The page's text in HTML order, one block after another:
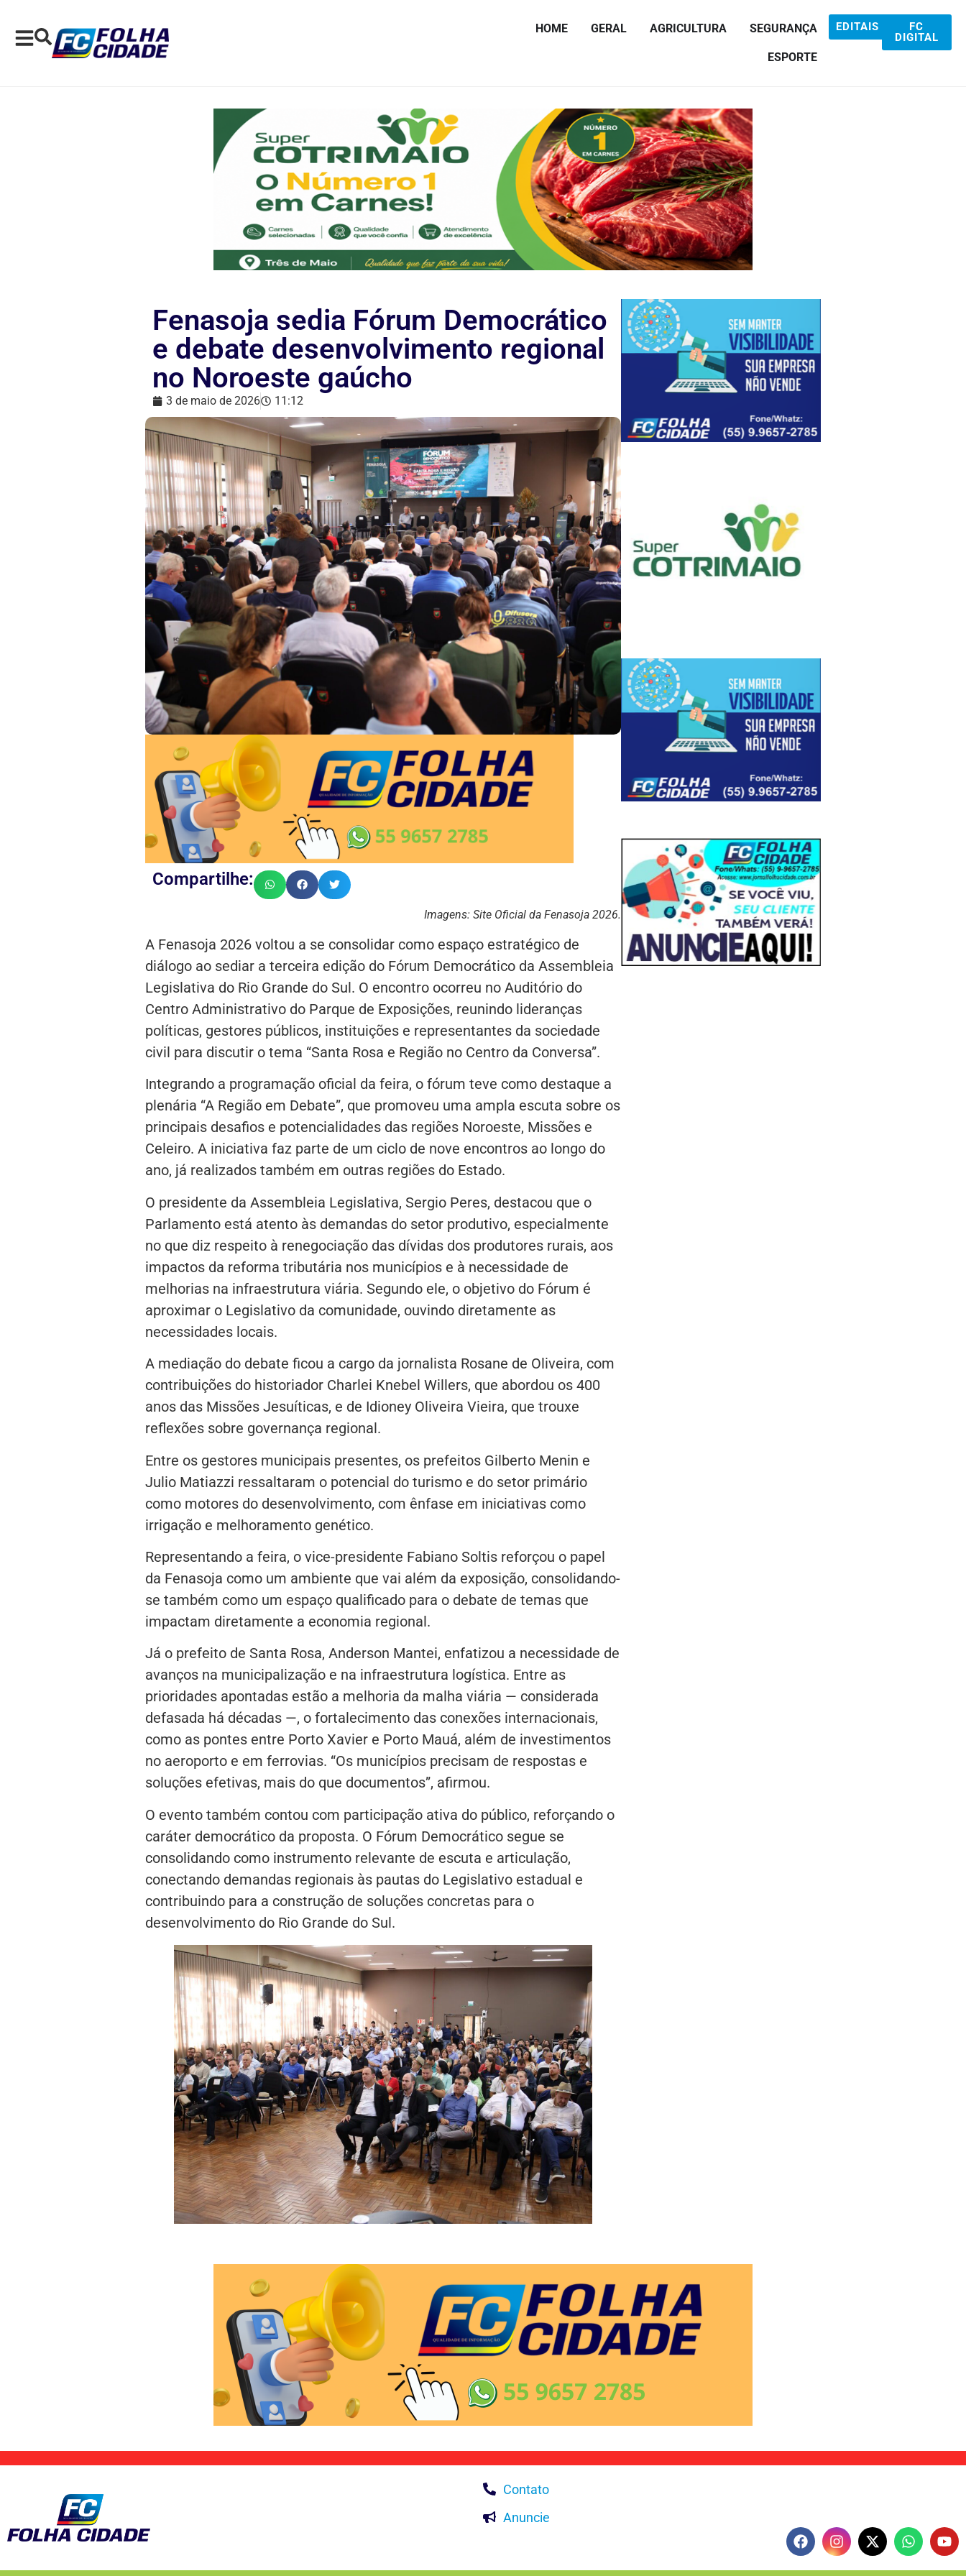
HOME GERAL AGRICULTURA SEGURANÇA
ESPORTE
EDITAIS
FC
DIGITAL
Fenasoja sedia Fórum Democrático
e debate desenvolvimento regional
no Noroeste gaúcho
3 de maio de 2026 11:12
Compartilhe:
Imagens: Site Oficial da Fenasoja 2026.
A Fenasoja 2026 voltou a se consolidar como espaço estratégico de
diálogo ao sediar a terceira edição do Fórum Democrático da Assembleia
Legislativa do Rio Grande do Sul. O encontro ocorreu no Auditório do
Centro Administrativo do Parque de Exposições, reunindo lideranças
políticas, gestores públicos, instituições e representantes da sociedade
civil para discutir o tema “Santa Rosa e Região no Centro da Conversa”.
Integrando a programação oficial da feira, o fórum teve como destaque a
plenária “A Região em Debate”, que promoveu uma ampla escuta sobre os
principais desafios e potencialidades das regiões Noroeste, Missões e
Celeiro. A iniciativa faz parte de um ciclo de nove encontros ao longo do
ano, já realizados também em outras regiões do Estado.
O presidente da Assembleia Legislativa, Sergio Peres, destacou que o
Parlamento está atento às demandas do setor produtivo, especialmente
no que diz respeito à renegociação das dívidas dos produtores rurais, aos
impactos da reforma tributária nos municípios e à necessidade de
melhorias na infraestrutura viária. Segundo ele, o objetivo do Fórum é
aproximar o Legislativo da comunidade, ouvindo diretamente as
necessidades locais.
A mediação do debate ficou a cargo da jornalista Rosane de Oliveira, com
contribuições do historiador Charlei Knebel Willers, que abordou os 400
anos das Missões Jesuíticas, e de Idioney Oliveira Vieira, que trouxe
reflexões sobre governança regional.
Entre os gestores municipais presentes, os prefeitos Gilberto Menin e
Julio Matiazzi ressaltaram o potencial do turismo e do setor primário
como motores do desenvolvimento, com ênfase em iniciativas como
irrigação e melhoramento genético.
Representando a feira, o vice-presidente Fabiano Soltis reforçou o papel
da Fenasoja como um ambiente que vai além da exposição, consolidando-
se também como um espaço qualificado para o debate de temas que
impactam diretamente a economia regional.
Já o prefeito de Santa Rosa, Anderson Mantei, enfatizou a necessidade de
avanços na municipalização e na infraestrutura logística. Entre as
prioridades apontadas estão a melhoria da malha viária — considerada
defasada há décadas —, o fortalecimento das conexões internacionais,
como as pontes entre Porto Xavier e Porto Mauá, além de investimentos
no aeroporto e em ferrovias. “Os municípios precisam de respostas e
soluções efetivas, mais do que documentos”, afirmou.
O evento também contou com participação ativa do público, reforçando o
caráter democrático da proposta. O Fórum Democrático segue se
consolidando como instrumento relevante de escuta e articulação,
conectando demandas regionais às pautas do Legislativo estadual e
contribuindo para a construção de soluções concretas para o
desenvolvimento do Rio Grande do Sul.
Contato
Anuncie